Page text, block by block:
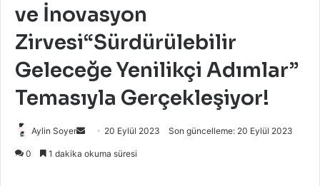
ve İnovasyon
Zirvesi“Sürdürülebilir
Geleceğe Yenilikçi Adımlar”
Temasıyla Gerçekleşiyor!
Aylin Soyer
Bir
20 Eylül 2023 Son güncelleme: 20 Eylül 2023
0 1 dakika okuma süresi